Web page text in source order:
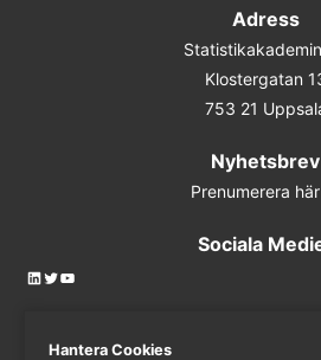
Adress
Klostergatan
753 21
Nyhetsbrev
Prenumerera
Sociala
LinkedIn
Twitter
YouTube
Hantera Cookies